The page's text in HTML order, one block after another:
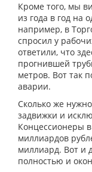
Кроме того, мы
из года в год на
например, в
спросил у
ответили, что
прогнившей
метров. Вот так
аварии.
Сколько же
задвижки и
Концессионеры
миллиардов
миллиард. Вот и
полностью и